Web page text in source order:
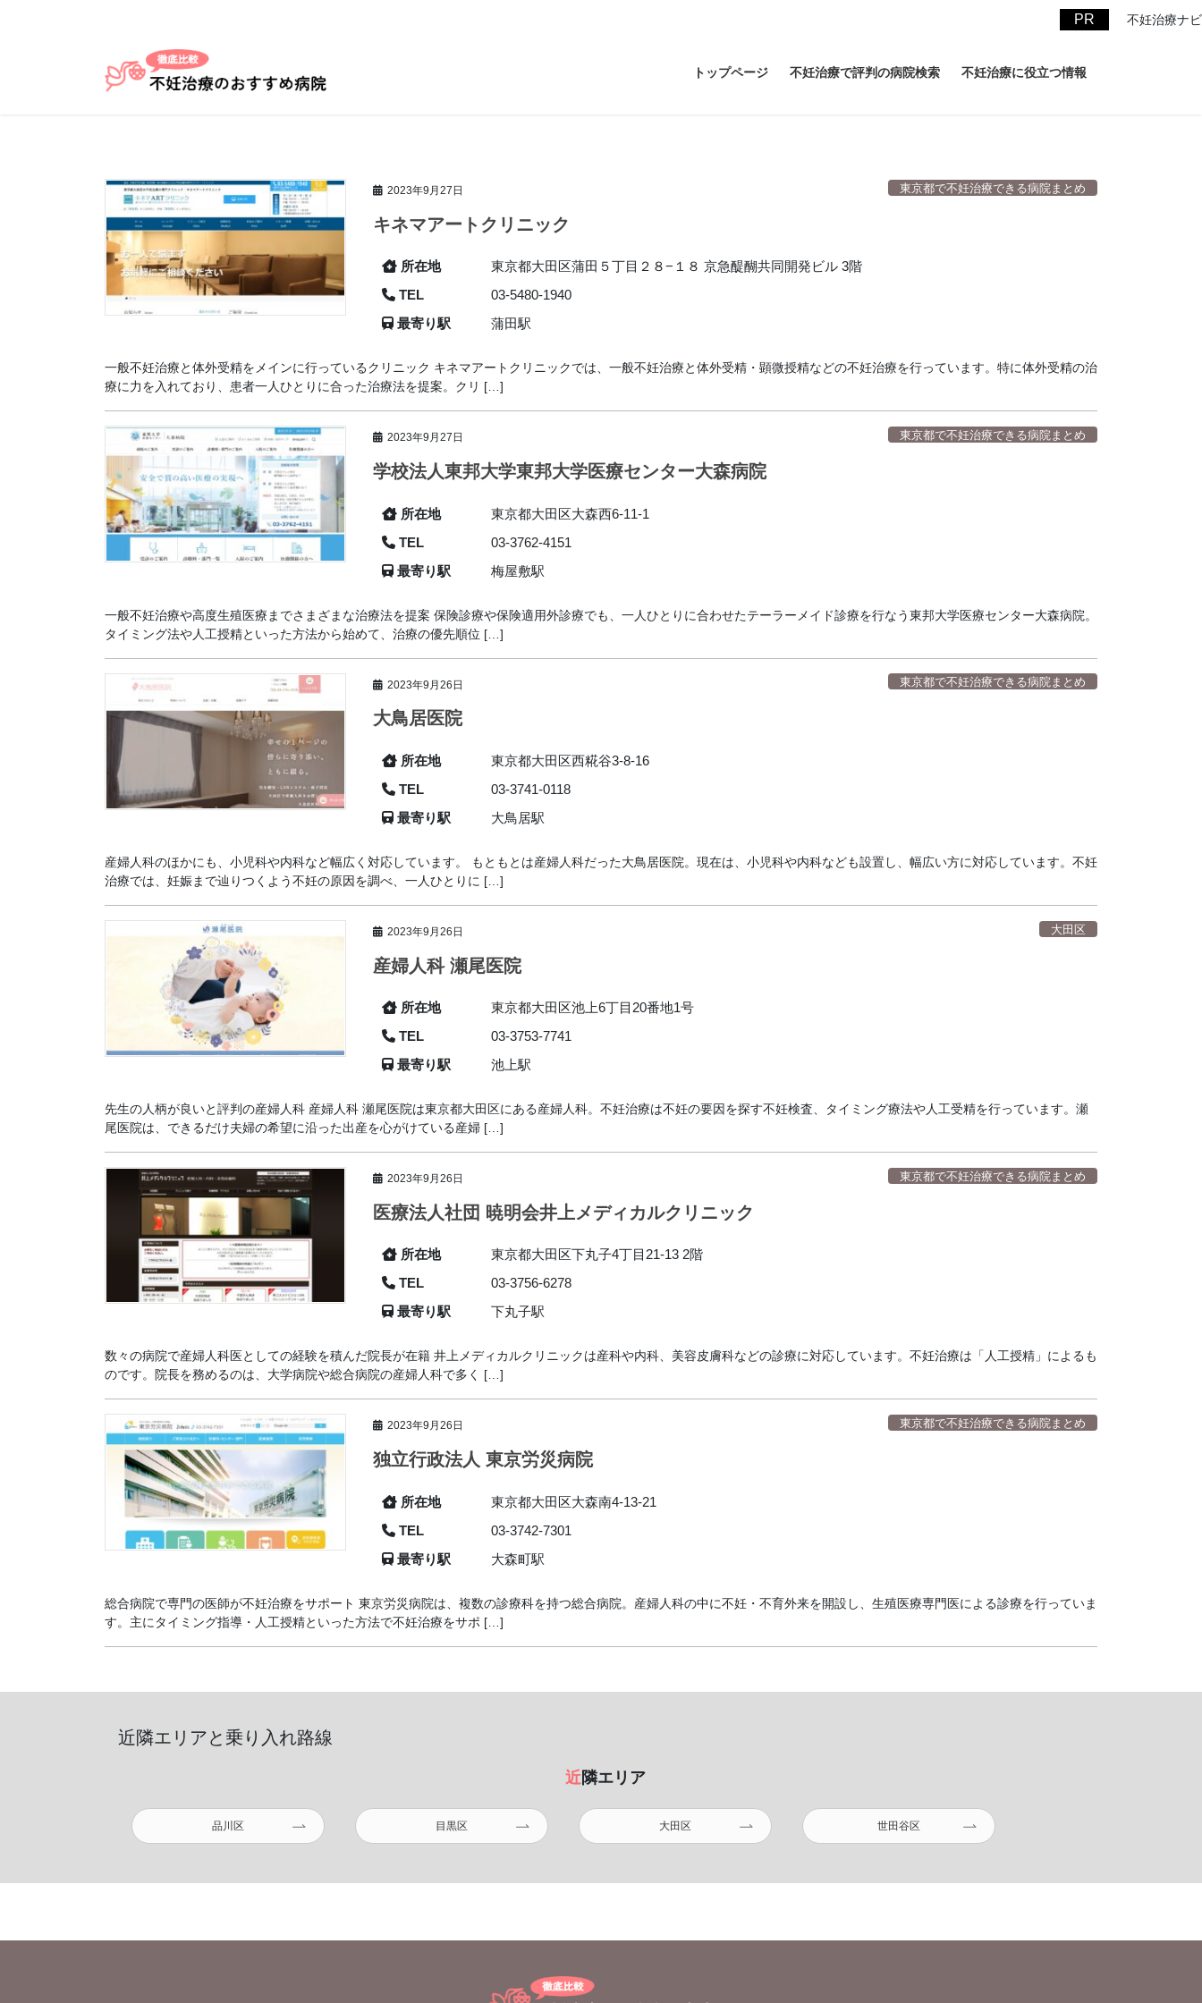
不妊治療ナビ
トップページ 不妊治療で評判の病院検索 不妊治療に役立つ情報
2023年9月27日 東京都で不妊治療できる病院まとめ
キネマアートクリニック
所在地
東京都大田区蒲田５丁目２８−１８ 京急醍醐共同開発ビル 3階
TEL
03-5480-1940
最寄り駅
蒲田駅
一般不妊治療と体外受精をメインに行っているクリニック キネマアートクリニックでは、一般不妊治療と体外受精・顕微授精などの不妊治療を行っています。特に体外受精の治
療に力を入れており、患者一人ひとりに合った治療法を提案。クリ […]
2023年9月27日 東京都で不妊治療できる病院まとめ
学校法人東邦大学東邦大学医療センター大森病院
所在地
東京都大田区大森西6-11-1
TEL
03-3762-4151
最寄り駅
梅屋敷駅
一般不妊治療や高度生殖医療までさまざまな治療法を提案 保険診療や保険適用外診療でも、一人ひとりに合わせたテーラーメイド診療を行なう東邦大学医療センター大森病院。
タイミング法や人工授精といった方法から始めて、治療の優先順位 […]
2023年9月26日 東京都で不妊治療できる病院まとめ
大鳥居医院
所在地
東京都大田区西糀谷3-8-16
TEL
03-3741-0118
最寄り駅
大鳥居駅
産婦人科のほかにも、小児科や内科など幅広く対応しています。 もともとは産婦人科だった大鳥居医院。現在は、小児科や内科なども設置し、幅広い方に対応しています。不妊
治療では、妊娠まで辿りつくよう不妊の原因を調べ、一人ひとりに […]
2023年9月26日 大田区
産婦人科 瀬尾医院
所在地
東京都大田区池上6丁目20番地1号
TEL
03-3753-7741
最寄り駅
池上駅
先生の人柄が良いと評判の産婦人科 産婦人科 瀬尾医院は東京都大田区にある産婦人科。不妊治療は不妊の要因を探す不妊検査、タイミング療法や人工受精を行っています。瀬
尾医院は、できるだけ夫婦の希望に沿った出産を心がけている産婦 […]
2023年9月26日 東京都で不妊治療できる病院まとめ
医療法人社団 暁明会井上メディカルクリニック
所在地
東京都大田区下丸子4丁目21-13 2階
TEL
03-3756-6278
最寄り駅
下丸子駅
数々の病院で産婦人科医としての経験を積んだ院長が在籍 井上メディカルクリニックは産科や内科、美容皮膚科などの診療に対応しています。不妊治療は「人工授精」によるも
のです。院長を務めるのは、大学病院や総合病院の産婦人科で多く […]
2023年9月26日 東京都で不妊治療できる病院まとめ
独立行政法人 東京労災病院
所在地
東京都大田区大森南4-13-21
TEL
03-3742-7301
最寄り駅
大森町駅
総合病院で専門の医師が不妊治療をサポート 東京労災病院は、複数の診療科を持つ総合病院。産婦人科の中に不妊・不育外来を開設し、生殖医療専門医による診療を行っていま
す。主にタイミング指導・人工授精といった方法で不妊治療をサポ […]
近隣エリアと乗り入れ路線
近隣エリア
品川区 目黒区 大田区 世田谷区